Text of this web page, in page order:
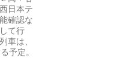
日本テ
確認な
て行
車は、
予定。